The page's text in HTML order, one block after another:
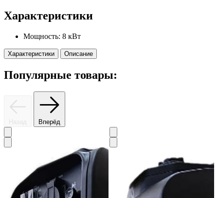
Характеристики
Мощность: 8 кВт
Характеристики Описание
Популярные товары:
Назад Вперёд